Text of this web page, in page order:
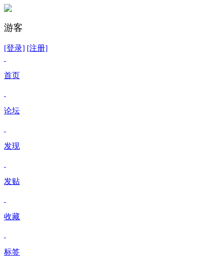
游客
[登录] [注册]
首页
论坛
发现
发贴
收藏
标签